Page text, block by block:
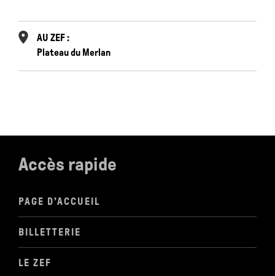
AU ZEF :
Plateau du Merlan
Accès rapide
PAGE D'ACCUEIL
BILLETTERIE
LE ZEF